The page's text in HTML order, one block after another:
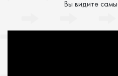
Вы видите